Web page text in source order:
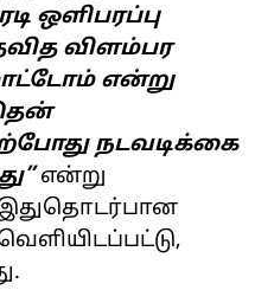
ஒளிபரப்பு
விளம்பர
என்று
நடவடிக்கை
என்று
இதுதொடர்பான